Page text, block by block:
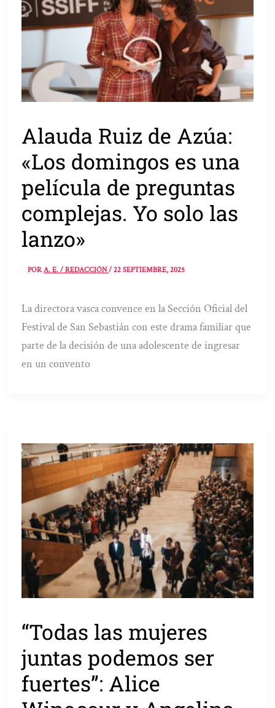
Alauda Ruiz de Azúa:
«Los domingos es una
película de preguntas
complejas. Yo solo las
lanzo»
PORA. E. / REDACCIÓN/22 SEPTIEMBRE, 2025
La directora vasca convence en la Sección Oficial del
Festival de San Sebastián con este drama familiar que
parte de la decisión de una adolescente de ingresar
en un convento
“Todas las mujeres
juntas podemos ser
fuertes”: Alice